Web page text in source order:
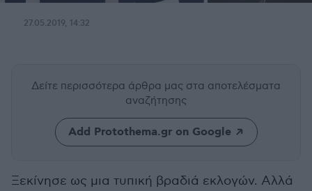
27.05.2019, 14:32
Δείτε περισσότερα άρθρα μας στα αποτελέσματα
αναζήτησης
Add Protothema.gr on Google
Ξεκίνησε ως μια τυπική βραδιά εκλογών. Αλλά